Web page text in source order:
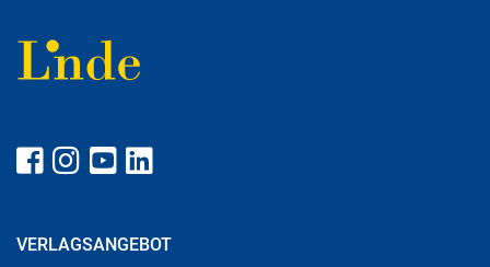
VERLAGSANGEBOT